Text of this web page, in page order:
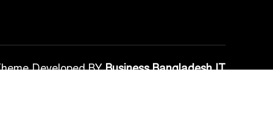
Developed BYBusiness Bangladesh IT